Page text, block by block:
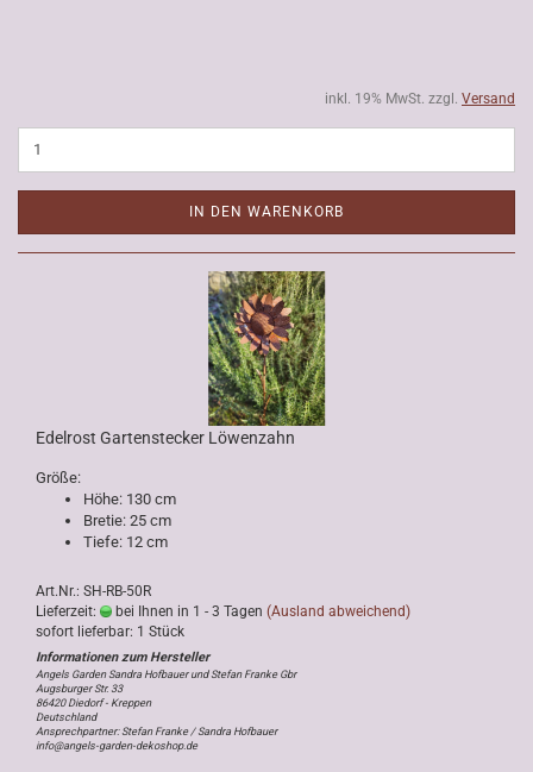
inkl. 19% MwSt. zzgl. Versand
IN DEN WARENKORB
Edelrost Gartenstecker Löwenzahn
Größe:
Höhe: 130 cm
Bretie: 25 cm
Tiefe: 12 cm
Art.Nr.: SH-RB-50R
Lieferzeit:
bei Ihnen in 1 - 3 Tagen (Ausland abweichend)
sofort lieferbar: 1 Stück
Angels Garden Sandra Hofbauer und Stefan Franke Gbr
Augsburger Str. 33
86420 Diedorf - Kreppen
Deutschland
Ansprechpartner: Stefan Franke / Sandra Hofbauer
info@angels-garden-dekoshop.de